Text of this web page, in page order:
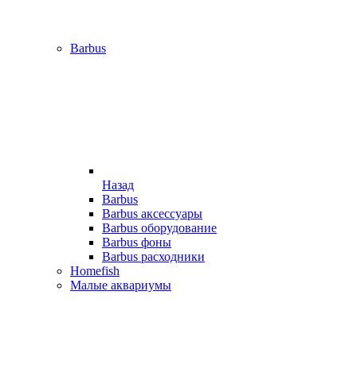
Barbus
Назад
Barbus
Barbus аксессуары
Barbus оборудование
Barbus фоны
Barbus расходники
Homefish
Малые аквариумы